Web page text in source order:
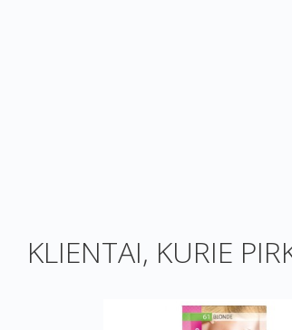
KLIENTAI, KURIE